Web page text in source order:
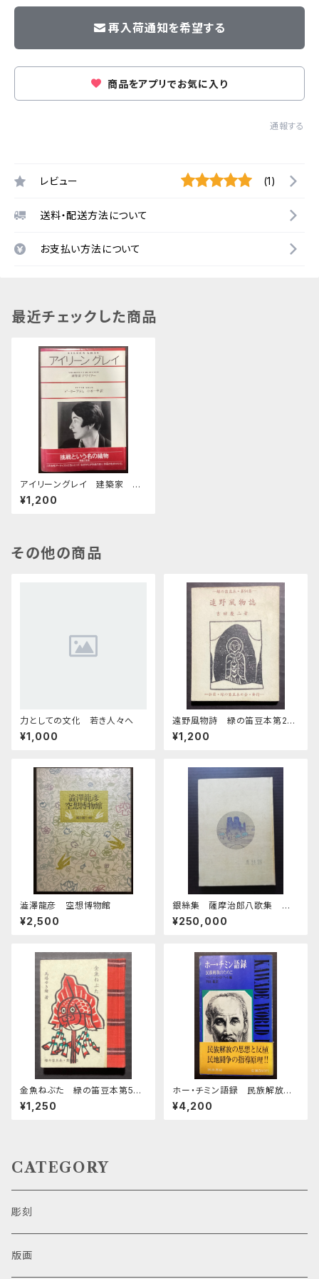
再入荷通知を希望する
商品をアプリでお気に入り
通報する
レビュー (1)
送料・配送方法について
お支払い方法について
最近チェックした商品
アイリーングレイ 建築家 デ
ザイナー
¥1,200
その他の商品
力としての文化 若き人々へ
¥1,000
遠野風物詩 緑の笛豆本第24
期94集
¥1,200
澁澤龍彦 空想博物館
¥2,500
銀絲集 薩摩治郎八歌集 第
一
¥250,000
金魚ねぶた 緑の笛豆本第56
期第224集
¥1,250
ホー・チミン語録 民族解放の
ために
¥4,200
CATEGORY
彫刻
版画